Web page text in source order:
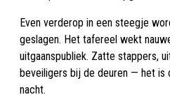
Even verderop in een steegje
geslagen. Het tafereel wekt
uitgaanspubliek. Zatte stappers,
beveiligers bij de deuren — het is
nacht.